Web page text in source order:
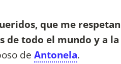
que me
de todo el mundo y a
de Antonela.